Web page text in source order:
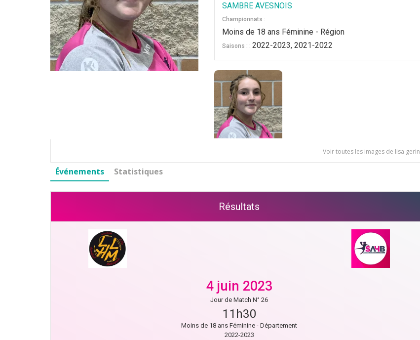
SAMBRE AVESNOIS
Championnats :
Moins de 18 ans Féminine - Région
Saisons : : 2022-2023, 2021-2022
Voir toutes les images de lisa gerin
Événements Statistiques
Résultats
4 juin 2023
Jour de Match N° 26
11h30
Moins de 18 ans Féminine - Département
2022-2023